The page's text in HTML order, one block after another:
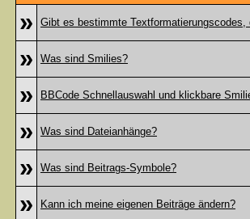
»
Gibt es bestimmte
» Was sind Smilies?
» BBCode Schnellauswahl und klickbare
» Was sind Dateianhänge?
» Was sind Beitrags-Symbole?
» Kann ich meine eigenen Beiträge ändern?